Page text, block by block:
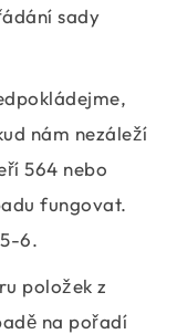
sady
nám nezáleží
564 nebo
fungovat.
6.
položek z
na pořadí